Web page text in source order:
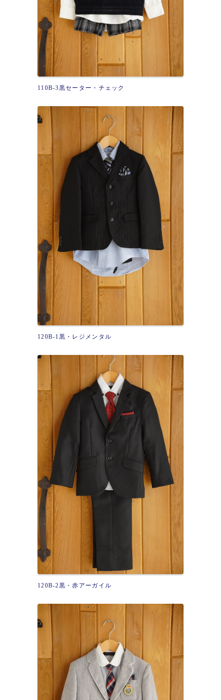
110B-3黒セーター・チェック
120B-1黒・レジメンタル
120B-2黒・赤アーガイル